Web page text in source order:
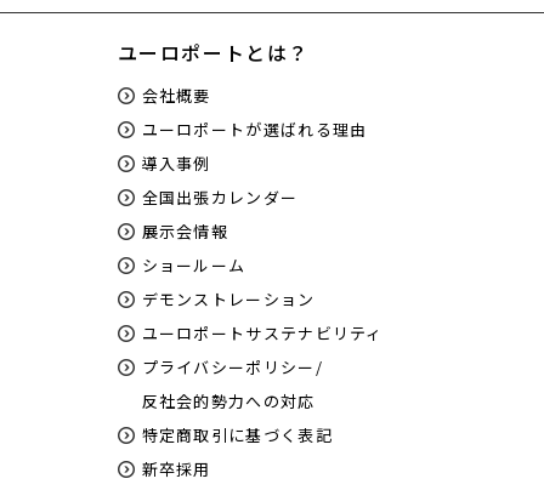
ユーロポートとは？
会社概要
ユーロポートが選ばれる理由
導入事例
全国出張カレンダー
展示会情報
ショールーム
デモンストレーション
ユーロポートサステナビリティ
プライバシーポリシー/
反社会的勢力への対応
特定商取引に基づく表記
新卒採用